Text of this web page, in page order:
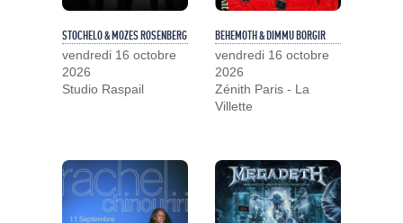
STOCHELO & MOZES ROSENBERG
vendredi 16 octobre
2026
Studio Raspail
BEHEMOTH & DIMMU BORGIR
vendredi 16 octobre
2026
Zénith Paris - La
Villette